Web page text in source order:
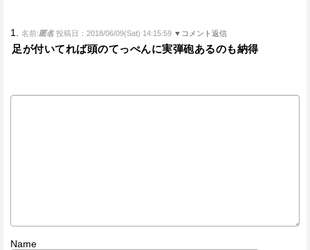
1. 名前:匿名 投稿日：2018/06/09(Sat) 14:15:59 ▼コメント返信
足が付いてれば頭のてっぺんに実弾砲あるのも納得
Name